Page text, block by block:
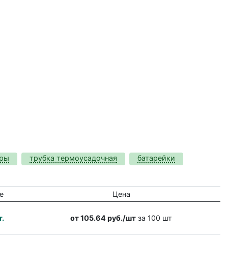
трубка термоусадочная батарейки
Цена
от 105.64 руб./шт за 100 шт